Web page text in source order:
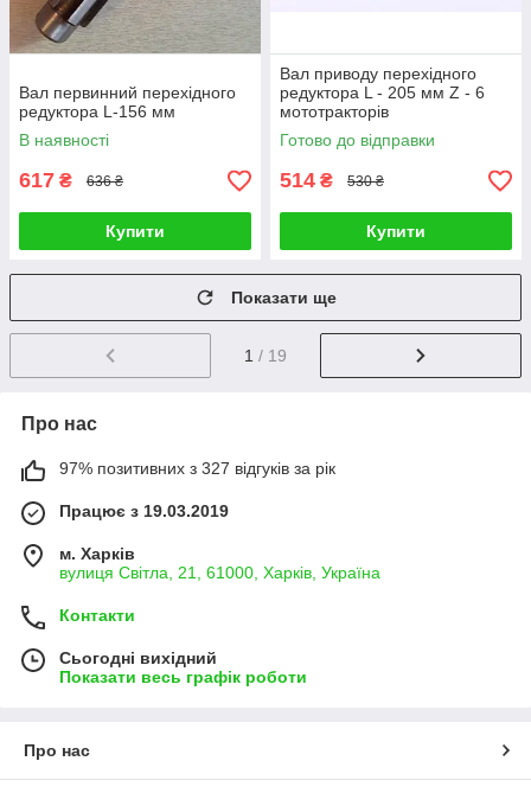
Вал первинний перехідного
редуктора L-156 мм
В наявності
617 ₴ 636 ₴
Купити
Вал приводу перехідного
редуктора L - 205 мм Z - 6
мототракторів
Готово до відправки
514 ₴ 530 ₴
Купити
Показати ще
1 / 19
Про нас
97% позитивних з 327 відгуків за рік
Працює з 19.03.2019
м. Харків
вулиця Світла, 21, 61000, Харків, Україна
Контакти
Сьогодні вихідний
Показати весь графік роботи
Про нас